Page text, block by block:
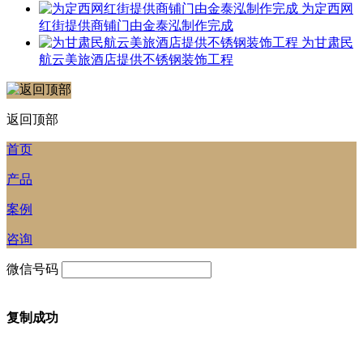
为定西网
红街提供商铺门由金泰泓制作完成
为甘肃民
航云美旅酒店提供不锈钢装饰工程
返回顶部
首页
产品
案例
咨询
微信号码
复制成功